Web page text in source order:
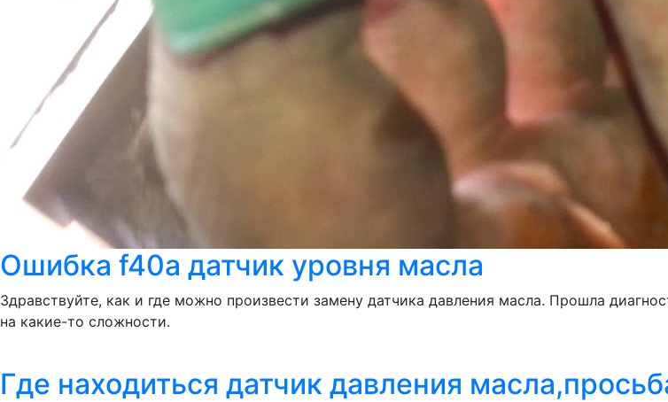
Ошибка f40a датчик уровня масла
Здравствуйте, как и где можно произвести замену датчика давления масла. Прошла
на какие-то сложности.
Где находиться датчик давления